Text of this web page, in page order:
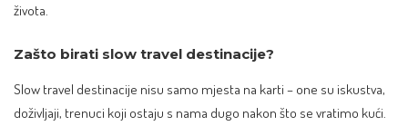
života.
Zašto birati slow travel destinacije?
Slow travel destinacije nisu samo mjesta na karti – one su iskustva,
doživljaji, trenuci koji ostaju s nama dugo nakon što se vratimo kući.